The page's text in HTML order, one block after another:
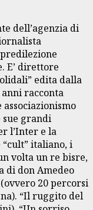
dell’agenzia di
E’ direttore
edita dalla
anni racconta
sue grandi
l’Inter e la
italiano, i
volta un re bisre,
di don Amedeo
20 percorsi
“Il ruggito del